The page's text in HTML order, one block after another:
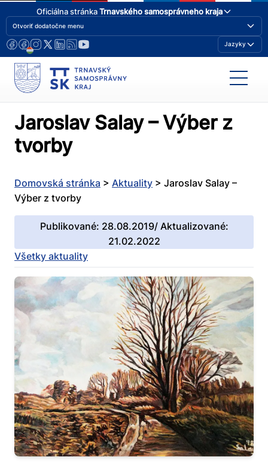
Oficiálna stránkaTrnavského samosprávneho kraja
Otvoriť dodatočne menu
Jazyky
Jaroslav Salay – Výber z
tvorby
Domovská stránka > Aktuality > Jaroslav Salay –
Výber z tvorby
Publikované: 28.08.2019/ Aktualizované:
21.02.2022
Všetky aktuality